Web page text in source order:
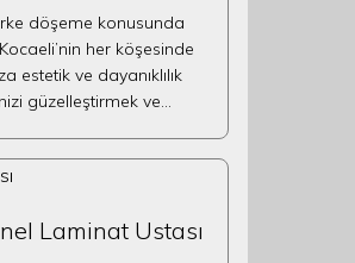
döşeme konusunda
her köşesinde
estetik ve dayanıklılık
güzelleştirmek ve…
Laminat Ustası